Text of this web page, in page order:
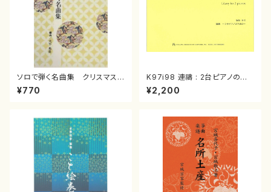
ソロで弾く名曲集 クリスマス・
イブ／恋人がサンタクロース(
箏独奏 /大平光美 編曲/楽
¥770
K97i98 連禱 : 2台ピアノのた
めの（2 Pianos / 菊池 幸夫 /
楽譜）
¥2,200